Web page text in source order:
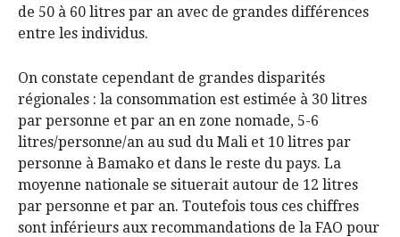
de 50 à 60 litres par an avec de grandes différences
entre les individus.
On constate cependant de grandes disparités
régionales : la consommation est estimée à 30 litres
par personne et par an en zone nomade, 5-6
litres/personne/an au sud du Mali et 10 litres par
personne à Bamako et dans le reste du pays. La
moyenne nationale se situerait autour de 12 litres
par personne et par an. Toutefois tous ces chiffres
sont inférieurs aux recommandations de la FAO pour